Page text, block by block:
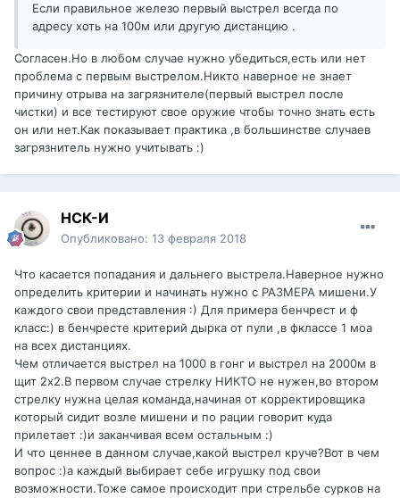
Если правильное железо первый выстрел всегда по
адресу хоть на 100м или другую дистанцию .
Согласен.Но в любом случае нужно убедиться,есть или нет
проблема с первым выстрелом.Никто наверное не знает
причину отрыва на загрязнителе(первый выстрел после
чистки) и все тестируют свое оружие чтобы точно знать есть
он или нет.Как показывает практика ,в большинстве случаев
загрязнитель нужно учитывать :)
НСК-И
Опубликовано: 13 февраля 2018
Что касается попадания и дальнего выстрела.Наверное нужно
определить критерии и начинать нужно с РАЗМЕРА мишени.У
каждого свои представления :) Для примера бенчрест и ф
класс:) в бенчресте критерий дырка от пули ,в фклассе 1 моа
на всех дистанциях.
Чем отличается выстрел на 1000 в гонг и выстрел на 2000м в
щит 2х2.В первом случае стрелку НИКТО не нужен,во втором
стрелку нужна целая команда,начиная от корректировщика
который сидит возле мишени и по рации говорит куда
прилетает :)и заканчивая всем остальным :)
И что ценнее в данном случае,какой выстрел круче?Вот в чем
вопрос :)а каждый выбирает себе игрушку под свои
возможности.Тоже самое происходит при стрельбе сурков на